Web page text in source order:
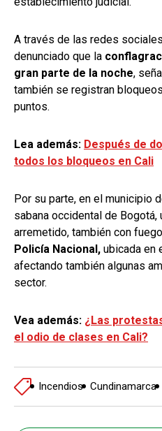
A través de las redes
denunciado que la
gran parte de la noche,
también se registran
puntos.
Lea además: Después de
todos los bloqueos en Cali
Por su parte, en el municipio
sabana occidental de Bogotá,
arremetido, también con
Policía Nacional, ubicada en
afectando también algunas
sector.
Vea además: ¿Las
el odio de clases en Cali?
Incendios Cundinamarca